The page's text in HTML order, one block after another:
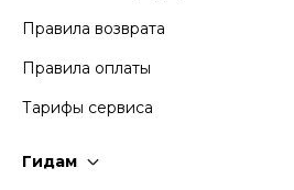
Правила возврата
Правила оплаты
Тарифы сервиса
Гидам